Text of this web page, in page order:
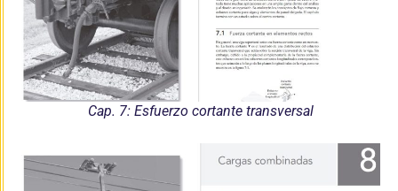
Cap. 7: Esfuerzo cortante transversal